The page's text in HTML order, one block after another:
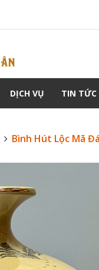
DỊCH VỤ TIN TỨC
Bình Hút Lộc Mã